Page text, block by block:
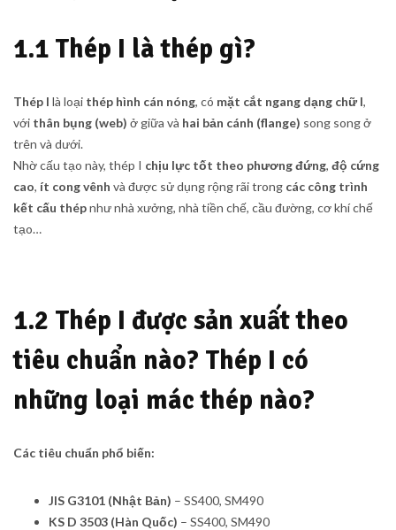
1.1 Thép I là thép gì?
Thép I là loại thép hình cán nóng, có mặt cắt ngang dạng chữ I,
với thân bụng (web) ở giữa và hai bản cánh (flange) song song ở
trên và dưới.
Nhờ cấu tạo này, thép I chịu lực tốt theo phương đứng, độ cứng
cao, ít cong vênh và được sử dụng rộng rãi trong các công trình
kết cấu thépnhư nhà xưởng, nhà tiền chế, cầu đường, cơ khí chế
tạo…
1.2 Thép I được sản xuất theo
tiêu chuẩn nào? Thép I có
những loại mác thép nào?
Các tiêu chuẩn phổ biến:
JIS G3101 (Nhật Bản) – SS400, SM490
KS D 3503 (Hàn Quốc) – SS400, SM490